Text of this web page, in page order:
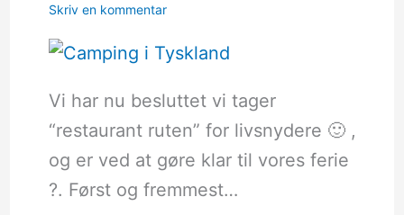
Skriv en kommentar
Vi har nu besluttet vi tager
“restaurant ruten” for livsnydere 🙂 ,
og er ved at gøre klar til vores ferie
?. Først og fremmest…